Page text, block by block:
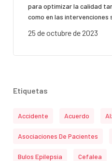
para optimizar la calidad
como en las intervenciones
25 de octubre de 2023
Etiquetas
Accidente Acuerdo
Asociaciones De Pacientes
Bulos Epilepsia Cefalea